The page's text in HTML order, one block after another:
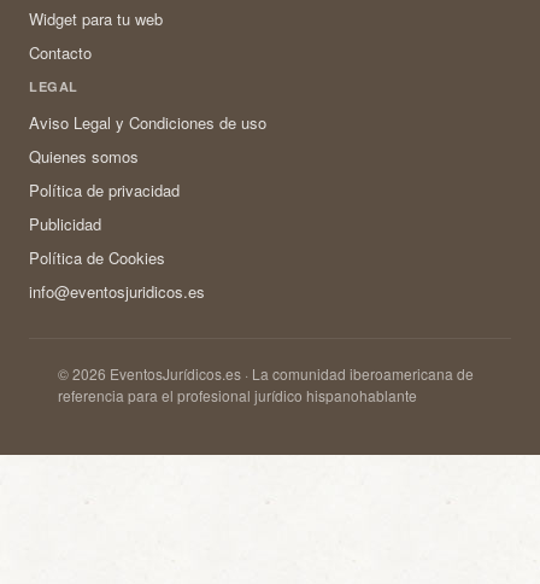
Widget para tu web
Contacto
LEGAL
Aviso Legal y Condiciones de uso
Quienes somos
Política de privacidad
Publicidad
Política de Cookies
info@eventosjuridicos.es
© 2026 EventosJurídicos.es · La comunidad iberoamericana de
referencia para el profesional jurídico hispanohablante